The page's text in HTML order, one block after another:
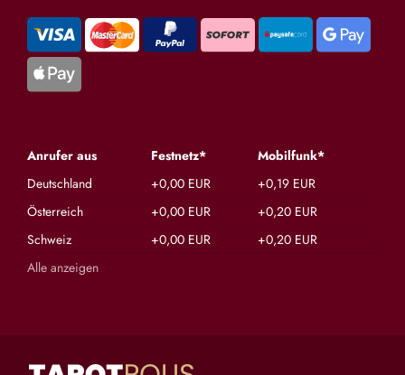
Anrufer aus Festnetz*
Mobilfunk*
Deutschland
+0,00 EUR
+0,19 EUR
Österreich
+0,00 EUR
+0,20 EUR
Schweiz
+0,00 EUR
+0,20 EUR
Alle anzeigen